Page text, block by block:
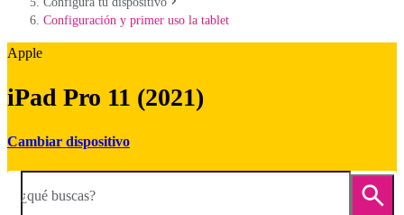
Configuración y primer uso la tablet
Apple
iPad Pro 11 (2021)
Cambiar dispositivo
¿qué buscas?